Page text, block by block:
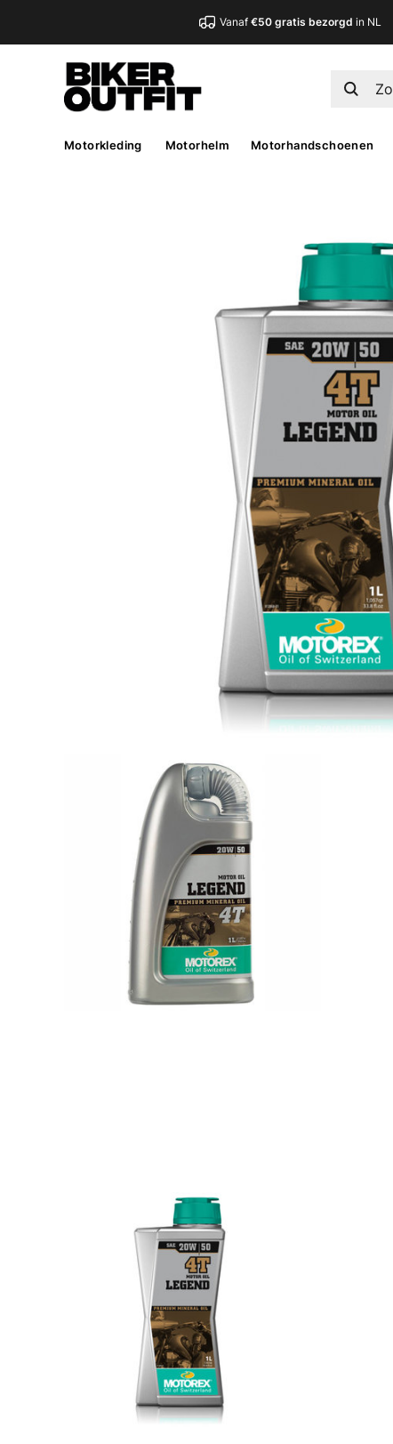
Vanaf €50 gratis bezorgd in NL
Motorkleding Motorhelm Motorhandschoenen